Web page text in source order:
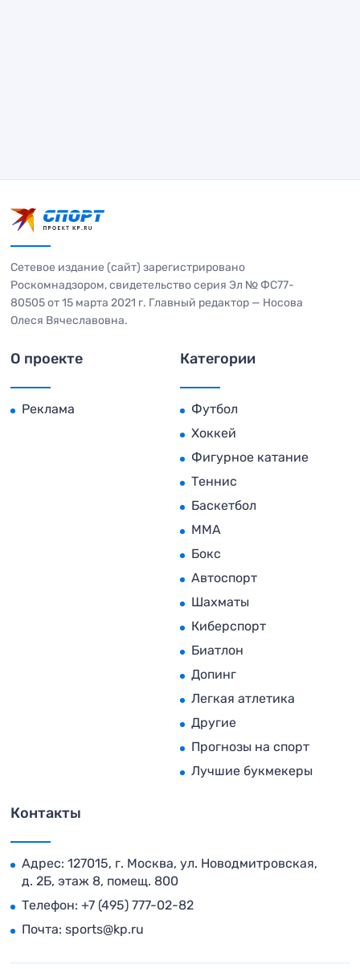
Сетевое издание (сайт) зарегистрировано
Роскомнадзором, свидетельство серия Эл № ФС77-
80505 от 15 марта 2021 г. Главный редактор — Носова
Олеся Вячеславовна.
О проекте
Реклама
Категории
Футбол
Хоккей
Фигурное катание
Теннис
Баскетбол
MMA
Бокс
Автоспорт
Шахматы
Киберспорт
Биатлон
Допинг
Легкая атлетика
Другие
Прогнозы на спорт
Лучшие букмекеры
Контакты
Адрес: 127015, г. Москва, ул. Новодмитровская,
д. 2Б, этаж 8, помещ. 800
Телефон: +7 (495) 777-02-82
Почта: sports@kp.ru